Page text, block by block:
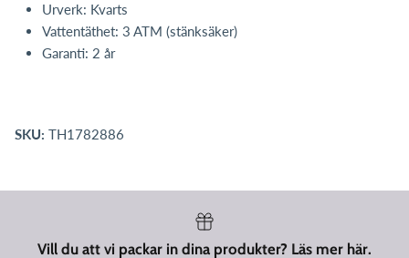
Urverk: Kvarts
Vattentäthet: 3 ATM (stänksäker)
Garanti: 2 år
SKU: TH1782886
Vill du att vi packar in dina produkter? Läs mer här.